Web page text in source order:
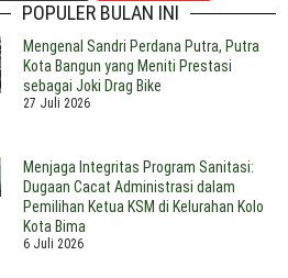
Peneliti
Mengembangkan
Hidrogen
sebagai
Fosil
POPULER BULAN INI
Mengenal Sandri Perdana Putra, Putra
Kota Bangun yang Meniti Prestasi
sebagai Joki Drag Bike
27 Juli 2026
Menjaga Integritas Program Sanitasi:
Dugaan Cacat Administrasi dalam
Pemilihan Ketua KSM di Kelurahan Kolo
Kota Bima
6 Juli 2026